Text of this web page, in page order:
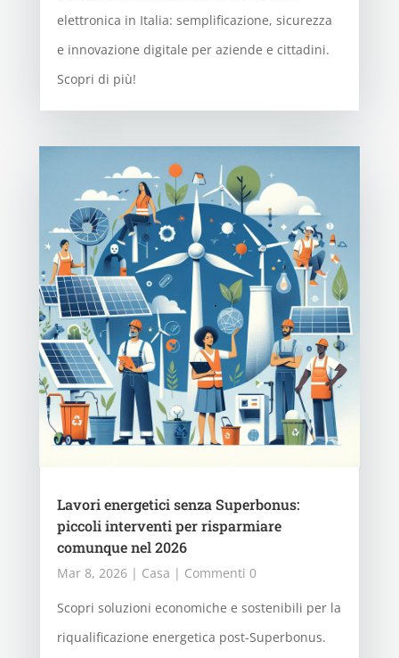
elettronica in Italia: semplificazione, sicurezza
e innovazione digitale per aziende e cittadini.
Scopri di più!
Lavori energetici senza Superbonus:
piccoli interventi per risparmiare
comunque nel 2026
Mar 8, 2026| Casa | Commenti 0
Scopri soluzioni economiche e sostenibili per la
riqualificazione energetica post-Superbonus.